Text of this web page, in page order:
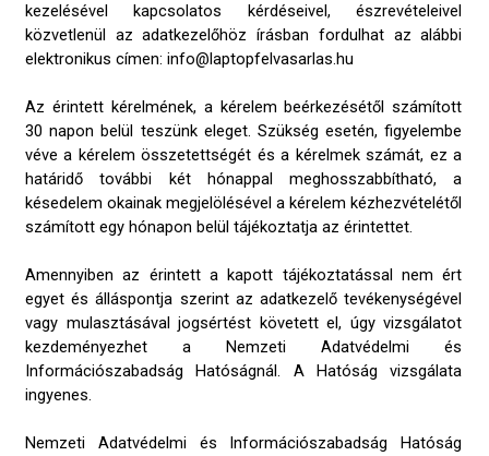
kezelésével kapcsolatos kérdéseivel, észrevételeivel
közvetlenül az adatkezelőhöz írásban fordulhat az alábbi
elektronikus címen: info@laptopfelvasarlas.hu
Az érintett kérelmének, a kérelem beérkezésétől számított
30 napon belül teszünk eleget. Szükség esetén, figyelembe
véve a kérelem összetettségét és a kérelmek számát, ez a
határidő további két hónappal meghosszabbítható, a
késedelem okainak megjelölésével a kérelem kézhezvételétől
számított egy hónapon belül tájékoztatja az érintettet.
Amennyiben az érintett a kapott tájékoztatással nem ért
egyet és álláspontja szerint az adatkezelő tevékenységével
vagy mulasztásával jogsértést követett el, úgy vizsgálatot
kezdeményezhet a Nemzeti Adatvédelmi és
Információszabadság Hatóságnál. A Hatóság vizsgálata
ingyenes.
Nemzeti Adatvédelmi és Információszabadság Hatóság